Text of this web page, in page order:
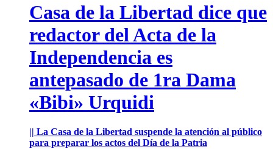
Casa de la Libertad dice que
redactor del Acta de la
Independencia es
antepasado de 1ra Dama
«Bibi» Urquidi
|| La Casa de la Libertad suspende la atención al público
para preparar los actos del Día de la Patria